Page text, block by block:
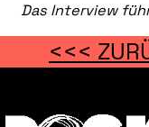
Das Interview
<<<